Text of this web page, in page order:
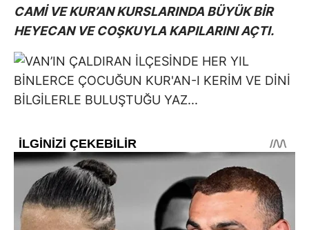
CAMİ VE KUR’AN KURSLARINDA BÜYÜK BİR
HEYECAN VE COŞKUYLA KAPILARINI AÇTI.